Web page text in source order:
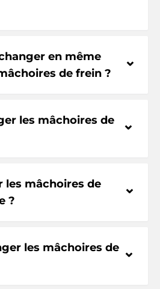
en même
de frein ?
⌃
les mâchoires de
⌃
les mâchoires de
?
⌃
les mâchoires de ⌃